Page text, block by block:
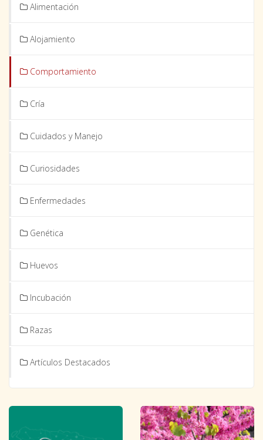
Alimentación
Alojamiento
Comportamiento
Cría
Cuidados y Manejo
Curiosidades
Enfermedades
Genética
Huevos
Incubación
Razas
Artículos Destacados